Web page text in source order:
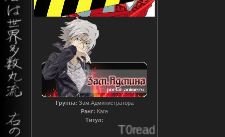
Группа: Зам.Администратора
Ранг: Каге
Титул:
T0reador xD